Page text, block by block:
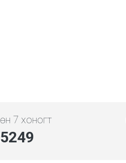
7 хоногт